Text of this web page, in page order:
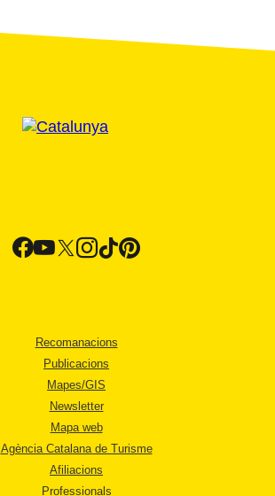
Recomanacions
Publicacions
Mapes/GIS
Newsletter
Mapa web
Agència Catalana de Turisme
Afiliacions
Professionals